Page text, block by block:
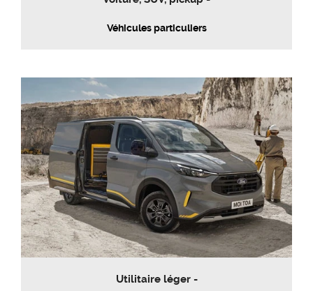
Véhicules particuliers
Utilitaire léger -